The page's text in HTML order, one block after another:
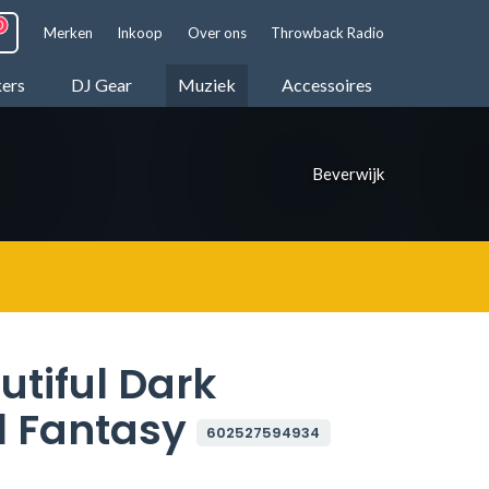
DJ Gear Muziek Accessoires
Merken Inkoop Over ons Throwback Radio
Beverwijk
Dark
Fantasy
602527594934